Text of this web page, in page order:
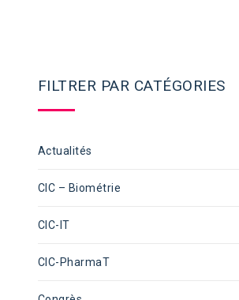
FILTRER PAR CATÉGORIES
Actualités
CIC – Biométrie
CIC-IT
CIC-PharmaT